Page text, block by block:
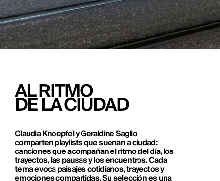
AL RITMO
DE LA CIUDAD
Claudia Knoepfel y Geraldine Saglio
comparten playlists que suenan a ciudad:
canciones que acompañan el ritmo del día, los
trayectos, las pausas y los encuentros. Cada
tema evoca paisajes cotidianos, trayectos y
emociones compartidas. Su selección es una